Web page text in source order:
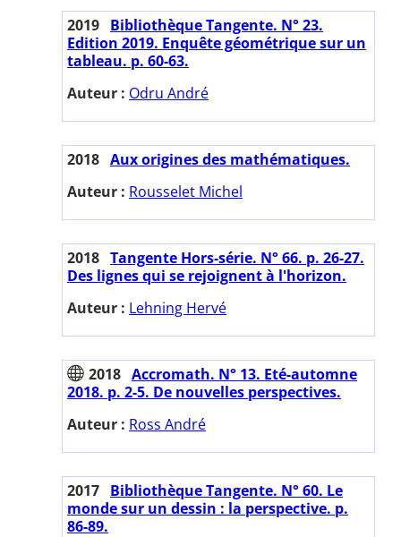
2019 Bibliothèque Tangente. N° 23.
Edition 2019. Enquête géométrique sur un
tableau. p. 60-63.
Auteur : Odru André
2018 Aux origines des mathématiques.
Auteur : Rousselet Michel
2018 Tangente Hors-série. N° 66. p. 26-27.
Des lignes qui se rejoignent à l'horizon.
Auteur : Lehning Hervé
2018 Accromath. N° 13. Eté-automne
2018. p. 2-5. De nouvelles perspectives.
Auteur : Ross André
2017 Bibliothèque Tangente. N° 60. Le
monde sur un dessin : la perspective. p.
86-89.